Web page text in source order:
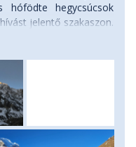
hófödte hegycsúcsok
jelentő szakaszon.
feltűnik a Himlung
sokaságát
nap fényében.
magas Larkya hágóba
s boldogsággal
elértük a Manaslu